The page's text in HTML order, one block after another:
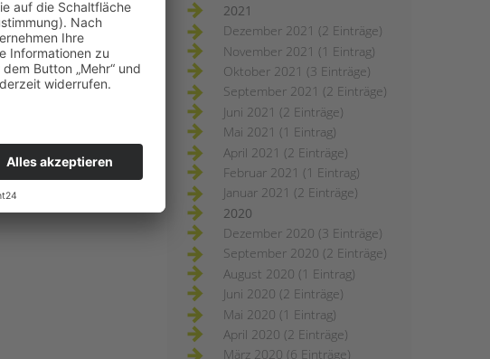
2021
Dezember 2021 (2 Einträge)
November 2021 (1 Eintrag)
Oktober 2021 (3 Einträge)
September 2021 (2 Einträge)
Juni 2021 (2 Einträge)
Mai 2021 (1 Eintrag)
April 2021 (2 Einträge)
Februar 2021 (1 Eintrag)
Januar 2021 (2 Einträge)
2020
Dezember 2020 (3 Einträge)
September 2020 (2 Einträge)
August 2020 (1 Eintrag)
Juni 2020 (2 Einträge)
Mai 2020 (1 Eintrag)
April 2020 (2 Einträge)
März 2020 (6 Einträge)